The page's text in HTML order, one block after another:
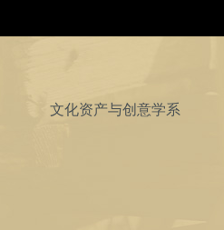
文化资产与创意学系